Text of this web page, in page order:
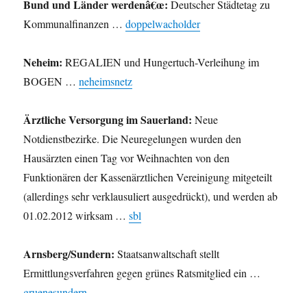
Bund und Länder werdenâ€œ: Deutscher Städtetag zu
Kommunalfinanzen …doppelwacholder
Neheim: REGALIEN und Hungertuch-Verleihung im
BOGEN …neheimsnetz
Ärztliche Versorgung im Sauerland: Neue
Notdienstbezirke. Die Neuregelungen wurden den
Hausärzten einen Tag vor Weihnachten von den
Funktionären der Kassenärztlichen Vereinigung mitgeteilt
(allerdings sehr verklausuliert ausgedrückt), und werden ab
01.02.2012 wirksam …sbl
Arnsberg/Sundern: Staatsanwaltschaft stellt
Ermittlungsverfahren gegen grünes Ratsmitglied ein …